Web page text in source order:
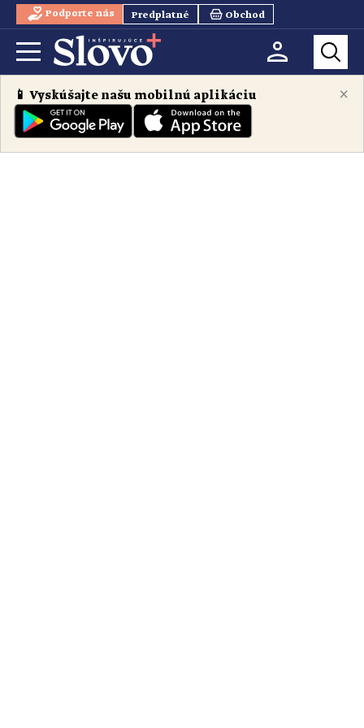
Podporte nás Predplatné Obchod
×
📱 Vyskúšajte našu mobilnú aplikáciu